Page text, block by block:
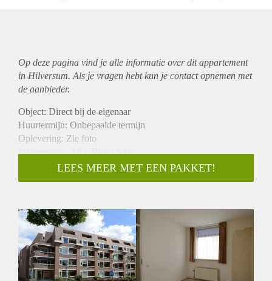
Op deze pagina vind je alle informatie over ditappartement
in Hilversum. Als je vragen hebt kun je contact opnemen met
de aanbieder.
Object: Direct bij de eigenaar
Huurtermijn: Onbepaalde termijn
Oplevering: Zie foto
Inkomen eis: 2,8 x Bruto huur
Garantiestelling mogelijk: Ja
Borg: 1 Maand
Huisdieren toegestaan: Afhankelijk van de Eigenaar
Huurtoeslag grens: Nee
Geschikt voor studenten: Afhankelijk van de Eigenaar
LEES MEER MET EEN PAKKET!